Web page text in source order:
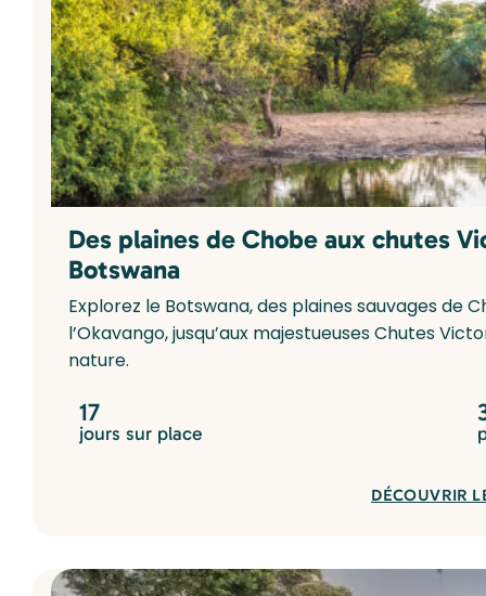
Des plaines de Chobe aux chutes
Botswana
Explorez le Botswana, des plaines sauvages de
l’Okavango, jusqu’aux majestueuses Chutes
nature.
17
jours sur place
DÉCOUVRIR